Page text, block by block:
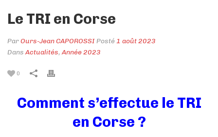
Le TRI en Corse
ParOurs-Jean CAPOROSSIPosté1 août 2023
DansActualités,Année 2023
0
Comment s’effectue le TRI
en Corse ?